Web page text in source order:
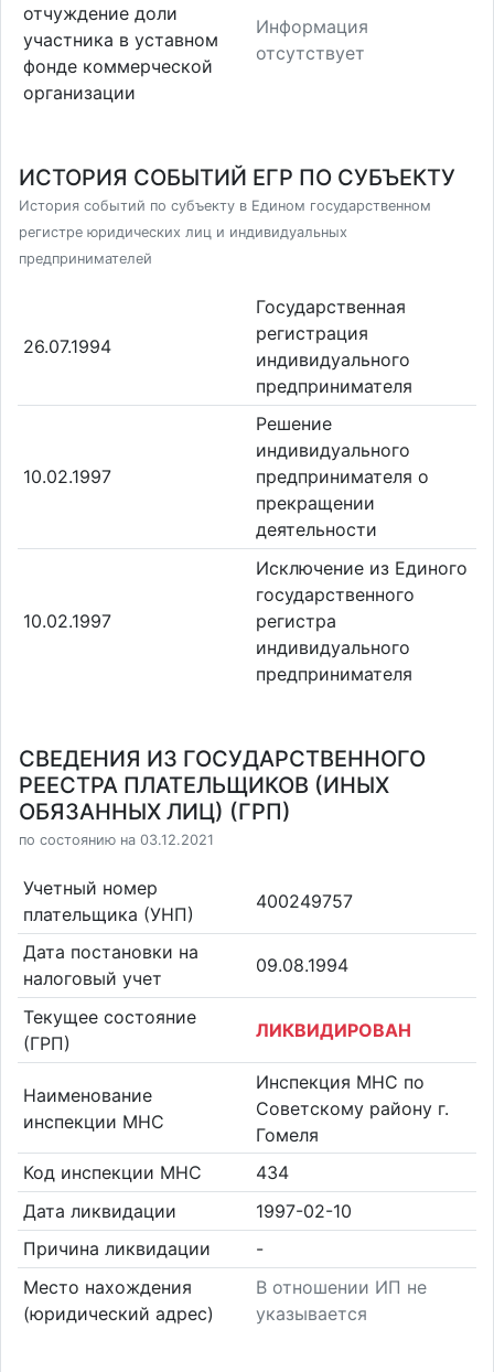
отчуждение доли
участника в уставном
фонде коммерческой
организации
Информация
отсутствует
ИСТОРИЯ СОБЫТИЙ ЕГР ПО СУБЪЕКТУ
История событий по субъекту в Едином государственном
регистре юридических лиц и индивидуальных
предпринимателей
26.07.1994
Государственная
регистрация
индивидуального
предпринимателя
10.02.1997
Решение
индивидуального
предпринимателя о
прекращении
деятельности
10.02.1997
Исключение из Единого
государственного
регистра
индивидуального
предпринимателя
СВЕДЕНИЯ ИЗ ГОСУДАРСТВЕННОГО
РЕЕСТРА ПЛАТЕЛЬЩИКОВ (ИНЫХ
ОБЯЗАННЫХ ЛИЦ) (ГРП)
по состоянию на 03.12.2021
Учетный номер
плательщика (УНП)
400249757
Дата постановки на
налоговый учет
09.08.1994
Текущее состояние
(ГРП)
ЛИКВИДИРОВАН
Наименование
инспекции МНС
Инспекция МНС по
Советскому району г.
Гомеля
Код инспекции МНС
434
Дата ликвидации
1997-02-10
Причина ликвидации
-
Место нахождения
(юридический адрес)
В отношении ИП не
указывается